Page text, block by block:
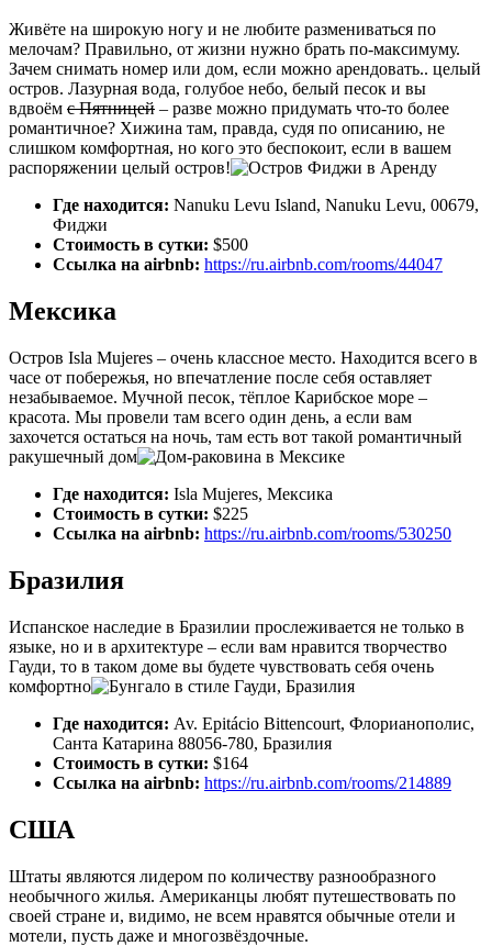
Живёте на широкую ногу и не любите размениваться по
мелочам? Правильно, от жизни нужно брать по-максимуму.
Зачем снимать номер или дом, если можно арендовать.. целый
остров. Лазурная вода, голубое небо, белый песок и вы
вдвоём с Пятницей – разве можно придумать что-то более
романтичное? Хижина там, правда, судя по описанию, не
слишком комфортная, но кого это беспокоит, если в вашем
распоряжении целый остров!
Где находится: Nanuku Levu Island, Nanuku Levu, 00679,
Фиджи
Стоимость в сутки: $500
Ссылка на airbnb: https://ru.airbnb.com/rooms/44047
Мексика
Остров Isla Mujeres – очень классное место. Находится всего в
часе от побережья, но впечатление после себя оставляет
незабываемое. Мучной песок, тёплое Карибское море –
красота. Мы провели там всего один день, а если вам
захочется остаться на ночь, там есть вот такой романтичный
ракушечный дом
Где находится: Isla Mujeres, Мексика
Стоимость в сутки: $225
Ссылка на airbnb: https://ru.airbnb.com/rooms/530250
Бразилия
Испанское наследие в Бразилии прослеживается не только в
языке, но и в архитектуре – если вам нравится творчество
Гауди, то в таком доме вы будете чувствовать себя очень
комфортно
Где находится: Av. Epitácio Bittencourt, Флорианополис,
Санта Катарина 88056-780, Бразилия
Стоимость в сутки: $164
Ссылка на airbnb: https://ru.airbnb.com/rooms/214889
США
Штаты являются лидером по количеству разнообразного
необычного жилья. Американцы любят путешествовать по
своей стране и, видимо, не всем нравятся обычные отели и
мотели, пусть даже и многозвёздочные.